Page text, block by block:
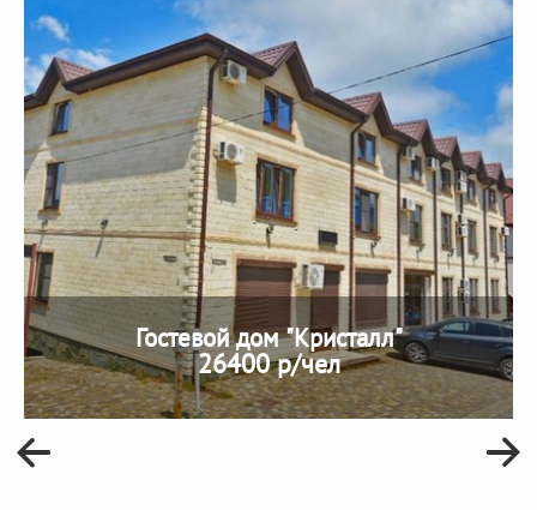
Гостевой дом "Кристалл"
26400 р/чел